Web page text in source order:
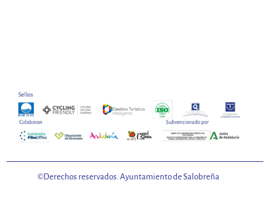
©Derechos reservados. Ayuntamiento de Salobreña